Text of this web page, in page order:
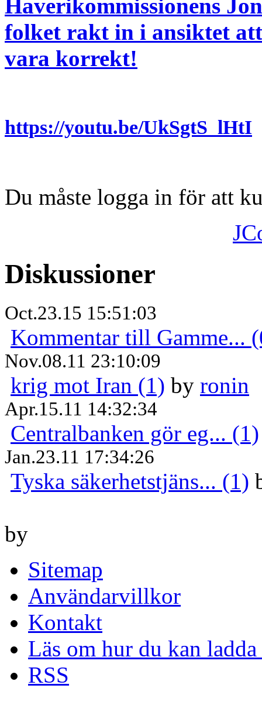
Haverikommissionens
folket rakt in i ansiktet
vara korrekt!
https://youtu.be/UkSgtS_lHtI
Du måste logga in för att
Diskussioner
Oct.23.15 15:51:03
Kommentar till Gamme...
Nov.08.11 23:10:09
krig mot Iran (1) by ronin
Apr.15.11 14:32:34
Centralbanken gör eg... (1)
Jan.23.11 17:34:26
Tyska säkerhetstjäns... (1)
by
Sitemap
Användarvillkor
Kontakt
Läs om hur du kan
RSS